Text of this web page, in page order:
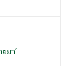
ยา’